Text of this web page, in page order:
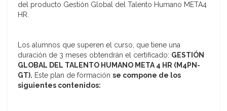
del producto Gestión Global del Talento Humano META4
HR.
Los alumnos que superen el curso, que tiene una
duración de 3 meses obtendrán el certificado: GESTIÓN
GLOBAL DEL TALENTO HUMANO META 4 HR (M4PN-
GT). Este plan de formación se compone de los
siguientes contenidos: